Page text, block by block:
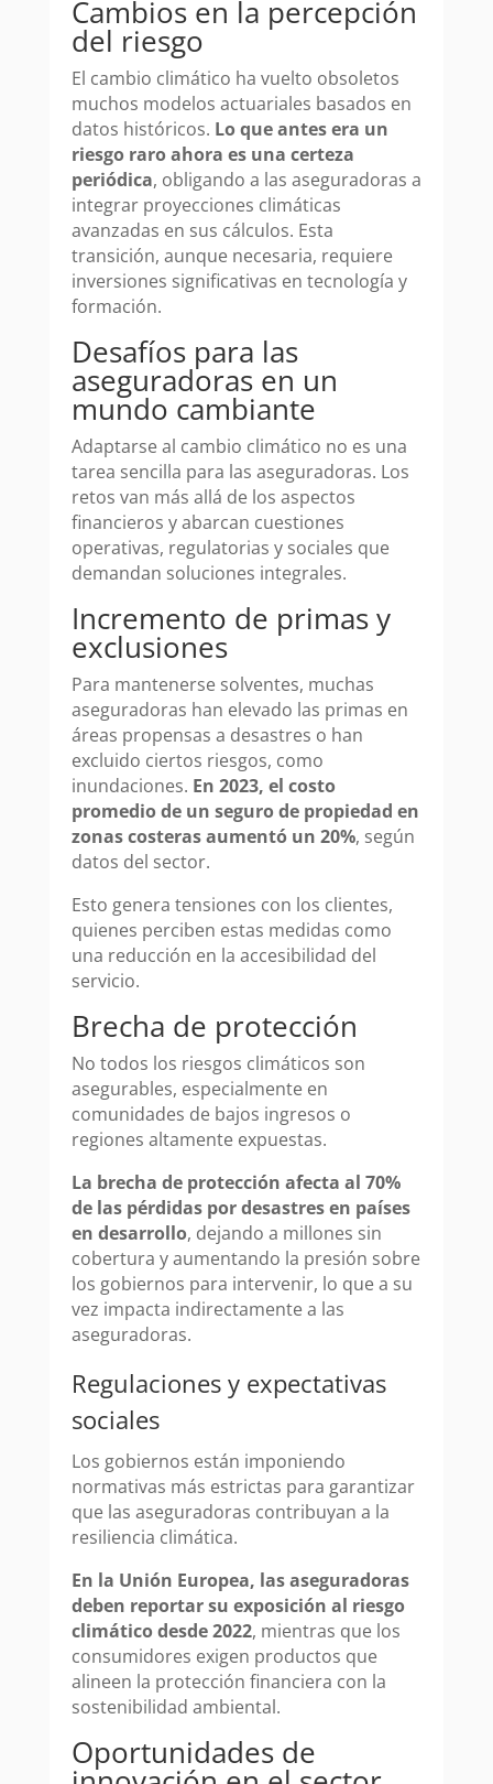
Cambios en la percepción
del riesgo
El cambio climático ha vuelto obsoletos
muchos modelos actuariales basados en
datos históricos. Lo que antes era un
riesgo raro ahora es una certeza
periódica, obligando a las aseguradoras a
integrar proyecciones climáticas
avanzadas en sus cálculos. Esta
transición, aunque necesaria, requiere
inversiones significativas en tecnología y
formación.
Desafíos para las
aseguradoras en un
mundo cambiante
Adaptarse al cambio climático no es una
tarea sencilla para las aseguradoras. Los
retos van más allá de los aspectos
financieros y abarcan cuestiones
operativas, regulatorias y sociales que
demandan soluciones integrales.
Incremento de primas y
exclusiones
Para mantenerse solventes, muchas
aseguradoras han elevado las primas en
áreas propensas a desastres o han
excluido ciertos riesgos, como
inundaciones. En 2023, el costo
promedio de un seguro de propiedad en
zonas costeras aumentó un 20%, según
datos del sector.
Esto genera tensiones con los clientes,
quienes perciben estas medidas como
una reducción en la accesibilidad del
servicio.
Brecha de protección
No todos los riesgos climáticos son
asegurables, especialmente en
comunidades de bajos ingresos o
regiones altamente expuestas.
La brecha de protección afecta al 70%
de las pérdidas por desastres en países
en desarrollo, dejando a millones sin
cobertura y aumentando la presión sobre
los gobiernos para intervenir, lo que a su
vez impacta indirectamente a las
aseguradoras.
Regulaciones y expectativas
sociales
Los gobiernos están imponiendo
normativas más estrictas para garantizar
que las aseguradoras contribuyan a la
resiliencia climática.
En la Unión Europea, las aseguradoras
deben reportar su exposición al riesgo
climático desde 2022, mientras que los
consumidores exigen productos que
alineen la protección financiera con la
sostenibilidad ambiental.
Oportunidades de